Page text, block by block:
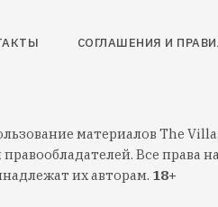
СОГЛАШЕНИЯ И
материалов The
Все права на
их авторам. 18+